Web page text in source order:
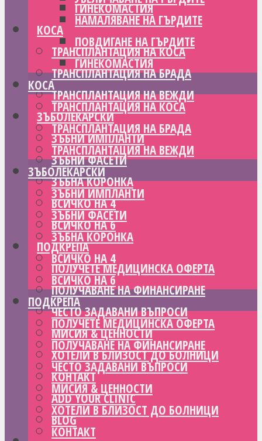
ГИНЕКОМАСТИЯ
КОСА
ТРАНСПЛАНТАЦИЯ НА КОСА
ТРАНСПЛАНТАЦИЯ НА БРАДА
ТРАНСПЛАНТАЦИЯ НА ВЕЖДИ
ЗЪБОЛЕКАРСКИ
ЗЪБНИ ИМПЛАНТИ
ЗЪБНИ ФАСЕТИ
ЗЪБНА КОРОНКА
ВСИЧКО НА 4
ВСИЧКО НА 6
ПОДКРЕПА
ПОЛУЧЕТЕ МЕДИЦИНСКА ОФЕРТА
ПОЛУЧАВАНЕ НА ФИНАНСИРАНЕ
ЧЕСТО ЗАДАВАНИ ВЪПРОСИ
МИСИЯ & ЦЕННОСТИ
ХОТЕЛИ В БЛИЗОСТ ДО БОЛНИЦИ
КОНТАКТ
ADD YOUR CLINIC
BLOG
НАМАЛЯВАНЕ НА ГЪРДИТЕ
ПОВДИГАНЕ НА ГЪРДИТЕ
ГИНЕКОМАСТИЯ
КОСА
ТРАНСПЛАНТАЦИЯ НА КОСА
ТРАНСПЛАНТАЦИЯ НА БРАДА
ТРАНСПЛАНТАЦИЯ НА ВЕЖДИ
ЗЪБОЛЕКАРСКИ
ЗЪБНИ ИМПЛАНТИ
ЗЪБНИ ФАСЕТИ
ЗЪБНА КОРОНКА
ВСИЧКО НА 4
ВСИЧКО НА 6
ПОДКРЕПА
ПОЛУЧЕТЕ МЕДИЦИНСКА ОФЕРТА
ПОЛУЧАВАНЕ НА ФИНАНСИРАНЕ
ЧЕСТО ЗАДАВАНИ ВЪПРОСИ
МИСИЯ & ЦЕННОСТИ
ХОТЕЛИ В БЛИЗОСТ ДО БОЛНИЦИ
КОНТАКТ